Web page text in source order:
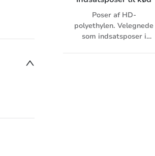
Poser af HD-
polyethylen. Velegnede
som indsatsposer i